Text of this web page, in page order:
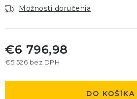
Možnosti doručenia
€6 796,98
€5 526 bez DPH
DO KOŠÍKA